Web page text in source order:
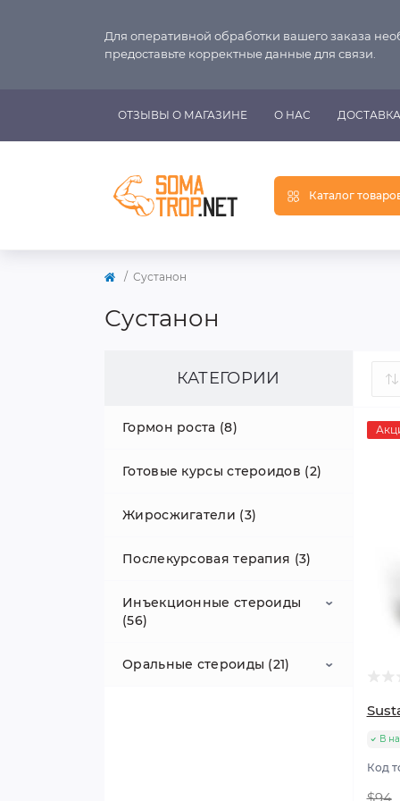
Для оперативной обработки вашего заказа
предоставьте корректные данные для связи.
ОТЗЫВЫ О МАГАЗИНЕ О НАС
Каталог
Сустанон
Сустанон
КАТЕГОРИИ
Гормон роста (8)
Готовые курсы стероидов (2)
Жиросжигатели (3)
Послекурсовая терапия (3)
Инъекционные стероиды
(56)
Сустанон (5)
Оральные стероиды (21)
В
Код